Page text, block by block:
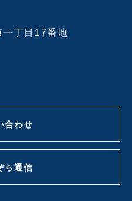
一丁目17番地
合わせ
ら通信